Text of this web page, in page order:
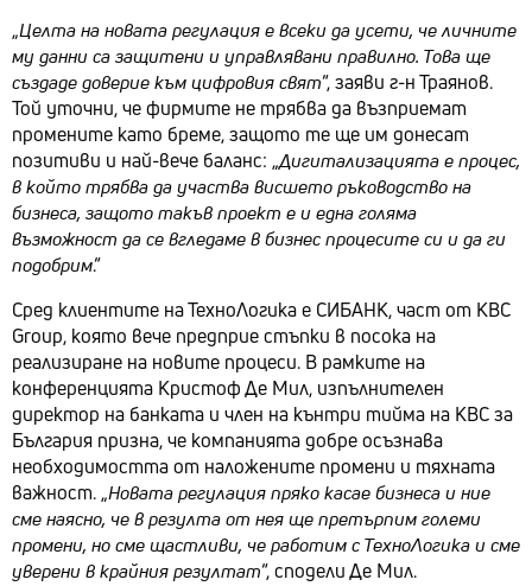
„Целта на новата регулация е всеки да усети, че личните
му данни са защитени и управлявани правилно. Това ще
създаде доверие към цифровия свят“, заяви г-н Траянов.
Той уточни, че фирмите не трябва да възприемат
промените като бреме, защото те ще им донесат
позитиви и най-вече баланс: „Дигитализацията е процес,
в който трябва да участва висшето ръководство на
бизнеса, защото такъв проект е и една голяма
възможност да се вгледаме в бизнес процесите си и да ги
подобрим.“
Сред клиентите на ТехноЛогика е СИБАНК, част от KBC
Group, която вече предприе стъпки в посока на
реализиране на новите процеси. В рамките на
конференцията Кристоф Де Мил, изпълнителен
директор на банката и член на кънтри тийма на KBC за
България призна, че компанията добре осъзнава
необходимостта от наложените промени и тяхната
важност. „Новата регулация пряко касае бизнеса и ние
сме наясно, че в резулта от нея ще претърпим големи
промени, но сме щастливи, че работим с ТехноЛогика и сме
уверени в крайния резултат“, сподели Де Мил.